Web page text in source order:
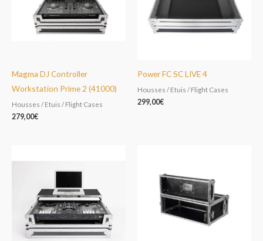
Magma DJ Controller
Workstation Prime 2 (41000)
Housses / Etuis / Flight Cases
279,00€
Power FC SC LIVE 4
Housses / Etuis / Flight Cases
299,00€